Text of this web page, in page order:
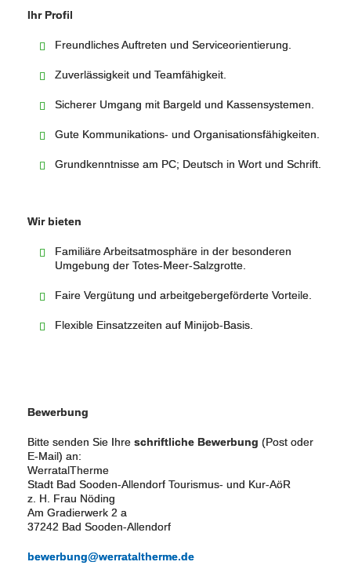
Ihr Profil
Freundliches Auftreten und Serviceorientierung.
Zuverlässigkeit und Teamfähigkeit.
Sicherer Umgang mit Bargeld und Kassensystemen.
Gute Kommunikations‑ und Organisationsfähigkeiten.
Grundkenntnisse am PC; Deutsch in Wort und Schrift.
Wir bieten
Familiäre Arbeitsatmosphäre in der besonderen
Umgebung der Totes‑Meer‑Salzgrotte.
Faire Vergütung und arbeitgebergeförderte Vorteile.
Flexible Einsatzzeiten auf Minijob‑Basis.
Bewerbung
Bitte senden Sie Ihre schriftliche Bewerbung (Post oder
E‑Mail) an:
WerratalTherme
Stadt Bad Sooden‑Allendorf Tourismus‑ und Kur‑AöR
z. H. Frau Nöding
Am Gradierwerk 2 a
37242 Bad Sooden‑Allendorf
bewerbung@werrataltherme.de